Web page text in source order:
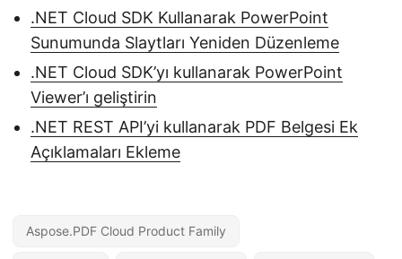
.NET Cloud SDK Kullanarak PowerPoint
Sunumunda Slaytları Yeniden Düzenleme
.NET Cloud SDK’yı kullanarak PowerPoint
Viewer’ı geliştirin
.NET REST API’yi kullanarak PDF Belgesi Ek
Açıklamaları Ekleme
Aspose.PDF Cloud Product Family